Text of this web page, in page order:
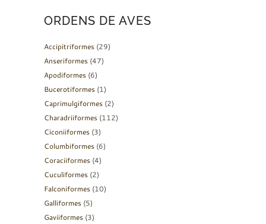
ORDENS DE AVES
Accipitriformes (29)
Anseriformes (47)
Apodiformes (6)
Bucerotiformes (1)
Caprimulgiformes (2)
Charadriiformes (112)
Ciconiiformes (3)
Columbiformes (6)
Coraciiformes (4)
Cuculiformes (2)
Falconiformes (10)
Galliformes (5)
Gaviiformes (3)